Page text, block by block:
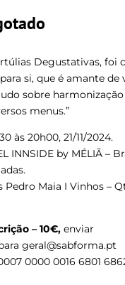
Degustativas, foi
si, que é amante de
sobre
menus.”
às 20h00, 21/11/2024.
INNSIDE by MÉLIÃ –
Pedro Maia I Vinhos –
– 10€,enviar
geral@sabforma.pt
0000 0016 6801